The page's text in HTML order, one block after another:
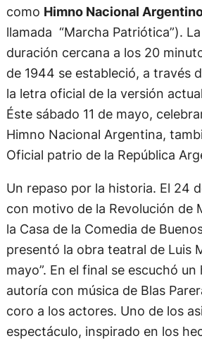
como Himno Nacional
llamada “Marcha Patriótica”).
duración cercana a los 20
de 1944 se estableció, a través
la letra oficial de la versión
Éste sábado 11 de mayo,
Himno Nacional Argentina,
Oficial patrio de la República
Un repaso por la historia. El 24
con motivo de la Revolución de
la Casa de la Comedia de
presentó la obra teatral de Luis
mayo”. En el final se escuchó un
autoría con música de Blas
coro a los actores. Uno de los
espectáculo, inspirado en los